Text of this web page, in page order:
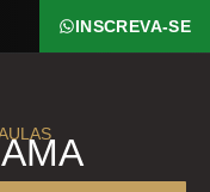
INSCREVA-SE